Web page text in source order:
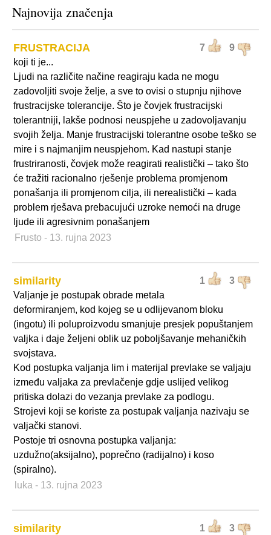
Najnovija značenja
7 9
FRUSTRACIJA
koji ti je...
Ljudi na različite načine reagiraju kada ne mogu
zadovoljiti svoje želje, a sve to ovisi o stupnju njihove
frustracijske tolerancije. Što je čovjek frustracijski
tolerantniji, lakše podnosi neuspjehe u zadovoljavanju
svojih želja. Manje frustracijski tolerantne osobe teško se
mire i s najmanjim neuspjehom. Kad nastupi stanje
frustriranosti, čovjek može reagirati realistički – tako što
će tražiti racionalno rješenje problema promjenom
ponašanja ili promjenom cilja, ili nerealistički – kada
problem rješava prebacujući uzroke nemoći na druge
ljude ili agresivnim ponašanjem
Frusto - 13. rujna 2023
1 3
similarity
Valjanje je postupak obrade metala
deformiranjem, kod kojeg se u odlijevanom bloku
(ingotu) ili poluproizvodu smanjuje presjek popuštanjem
valjka i daje željeni oblik uz poboljšavanje mehaničkih
svojstava.
Kod postupka valjanja lim i materijal prevlake se valjaju
između valjaka za prevlačenje gdje uslijed velikog
pritiska dolazi do vezanja prevlake za podlogu.
Strojevi koji se koriste za postupak valjanja nazivaju se
valjački stanovi.
Postoje tri osnovna postupka valjanja:
uzdužno(aksijalno), poprečno (radijalno) i koso
(spiralno).
luka - 13. rujna 2023
1 3
similarity